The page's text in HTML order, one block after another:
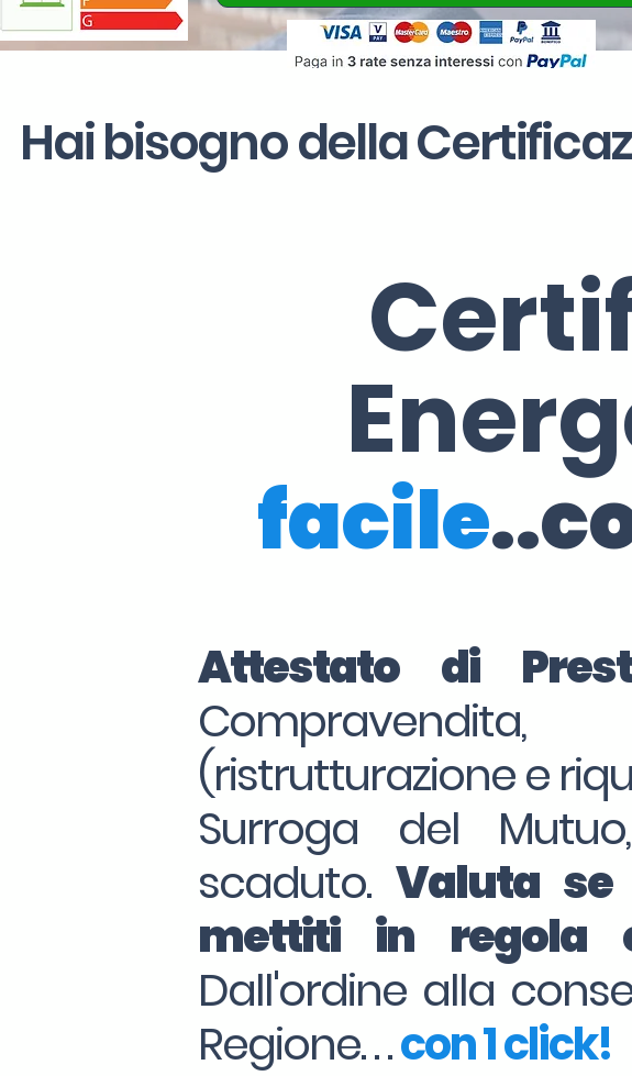
Hai bisogno della
facile
Attestato di
(ristrutturazione e
Surroga del
scaduto.Valuta
mettiti in regola
Dall'ordine alla
Regione. . .con 1 click!